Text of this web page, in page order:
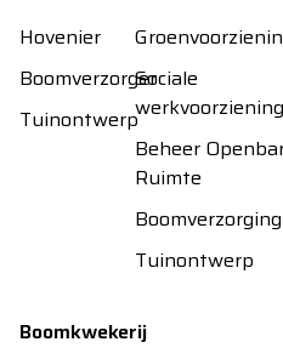
Hovenier
Boomverzorger
Tuinontwerp
Sociale
werkvoorziening
Beheer
Ruimte
Boomverzorging
Tuinontwerp
Boomkwekerij